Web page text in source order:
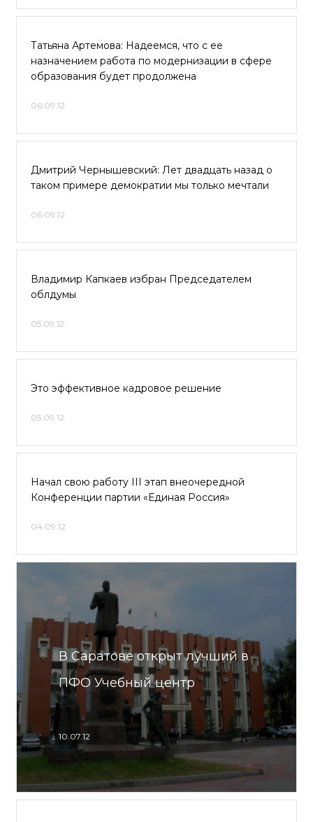
Татьяна Артемова: Надеемся, что с ее
назначением работа по модернизации в сфере
образования будет продолжена
06.09.12
Дмитрий Чернышевский: Лет двадцать назад о
таком примере демократии мы только мечтали
06.09.12
Владимир Капкаев избран Председателем
облдумы
05.09.12
Это эффективное кадровое решение
05.09.12
Начал свою работу III этап внеочередной
Конференции партии «Единая Россия»
04.09.12
В Саратове открыт лучший в
ПФО Учебный центр
10.07.12